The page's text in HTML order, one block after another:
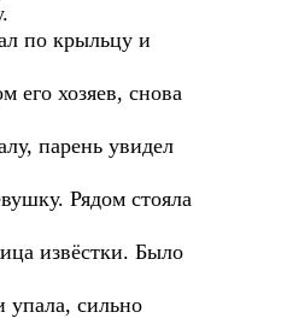
по крыльцу и
его хозяев, снова
парень увидел
Рядом стояла
извёстки. Было
упала, сильно